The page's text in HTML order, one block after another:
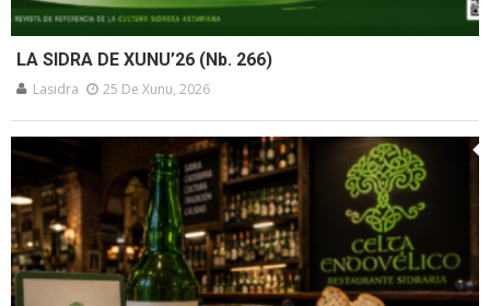
LA SIDRA DE XUNU’26 (Nb. 266)
Lasidra 25 De Xunu, 2026